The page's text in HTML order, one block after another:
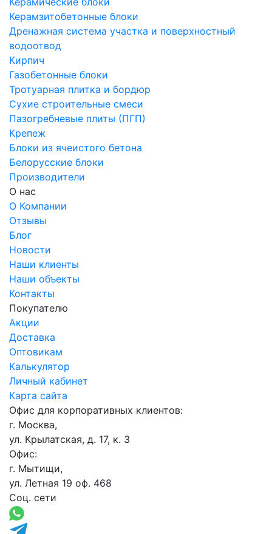
Керамзитобетонные блоки
Дренажная система участка и поверхностный
водоотвод
Кирпич
Газобетонные блоки
Тротуарная плитка и бордюр
Сухие строительные смеси
Пазогребневые плиты (ПГП)
Крепеж
Блоки из ячеистого бетона
Белорусские блоки
Производители
О нас
О Компании
Отзывы
Блог
Новости
Наши клиенты
Наши объекты
Контакты
Покупателю
Акции
Доставка
Оптовикам
Калькулятор
Личный кабинет
Карта сайта
Офис для корпоративных клиентов:
г. Москва,
ул. Крылатская, д. 17, к. 3
Офис:
г. Мытищи,
ул. Летная 19 оф. 468
Соц. сети